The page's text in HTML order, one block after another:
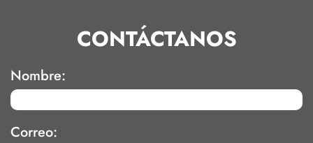
CONTÁCTANOS
Nombre:
Correo: